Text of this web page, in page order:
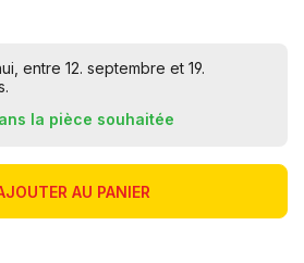
entre 12. septembre et 19.
la pièce souhaitée
AU PANIER